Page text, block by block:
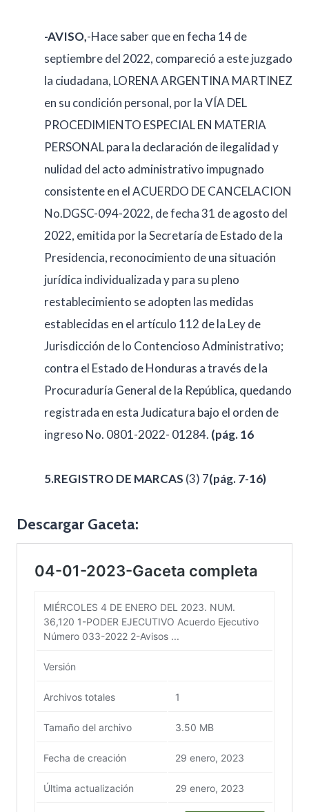
-AVISO,-Hace saber que en fecha 14 de
septiembre del 2022, compareció a este juzgado
la ciudadana, LORENA ARGENTINA MARTINEZ
en su condición personal, por la VÍA DEL
PROCEDIMIENTO ESPECIAL EN MATERIA
PERSONAL para la declaración de ilegalidad y
nulidad del acto administrativo impugnado
consistente en el ACUERDO DE CANCELACION
No.DGSC-094-2022, de fecha 31 de agosto del
2022, emitida por la Secretaría de Estado de la
Presidencia, reconocimiento de una situación
jurídica individualizada y para su pleno
restablecimiento se adopten las medidas
establecidas en el artículo 112 de la Ley de
Jurisdicción de lo Contencioso Administrativo;
contra el Estado de Honduras a través de la
Procuraduría General de la República, quedando
registrada en esta Judicatura bajo el orden de
ingreso No. 0801-2022- 01284. (pág. 16
5.REGISTRO DE MARCAS (3) 7(pág. 7-16)
Descargar Gaceta: